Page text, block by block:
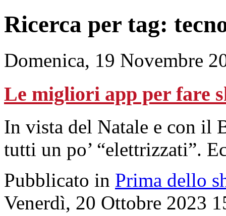
Ricerca per tag:
Domenica, 19 Novembre
Le migliori app per fare
In vista del Natale e con il
tutti un po’ “elettrizzati”.
Pubblicato in Prima dello
Venerdì, 20 Ottobre 2023